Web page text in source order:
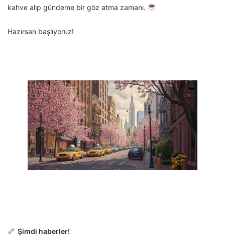
kahve alıp gündeme bir göz atma zamanı.
Hazırsan başlıyoruz!
Şimdi haberler!